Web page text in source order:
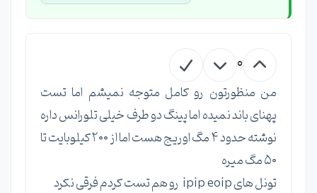
0
من منظورتون رو کامل متوجه نمیشم اما تست
پهنای باند نمیده اما پینگ دو طرف خیلی تلورانس داره
نوشته حدود ۴ مگ اوریج هست اما از ۲۰۰ کیلوبایت تا
۵۰ مگ میره
تونل های ipip eoip رو هم تست کردم فرقی نکرد